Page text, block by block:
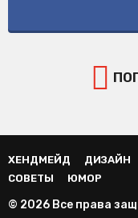
ХЕНДМЕЙД ДИЗАЙН
СОВЕТЫ
ЮМОР
© 2026 Все права